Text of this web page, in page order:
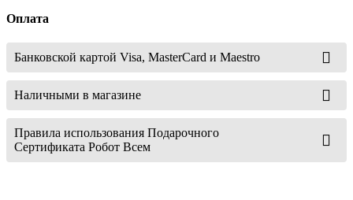
Оплата
Банковской картой Visa, MasterCard и Maestro
Наличными в магазине
Правила использования Подарочного
Сертификата Робот Всем